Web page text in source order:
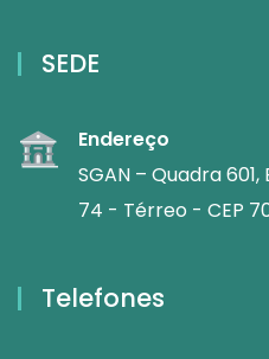
SEDE
Endereço
SGAN – Quadra
74 - Térreo - CEP
Telefones